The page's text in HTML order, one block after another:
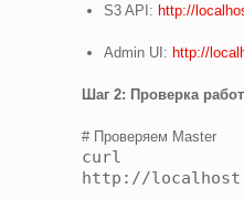
S3 API: http://
Admin UI: http://
Шаг 2: Проверка
# Проверяем Master
curl
http://